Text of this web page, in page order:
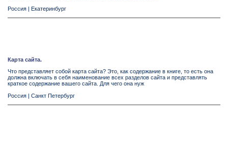
Россия | Екатеринбург
Карта сайта.
Что представляет собой карта сайта? Это, как содержание в книге, то есть она
должна включать в себя наименование всех разделов сайта и представлять
краткое содержание вашего сайта. Для чего она нуж
Россия | Санкт Петербург